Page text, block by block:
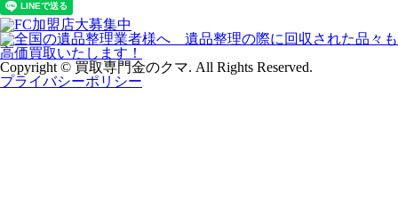
Copyright © 買取専門金のクマ. All Rights Reserved.
プライバシーポリシー